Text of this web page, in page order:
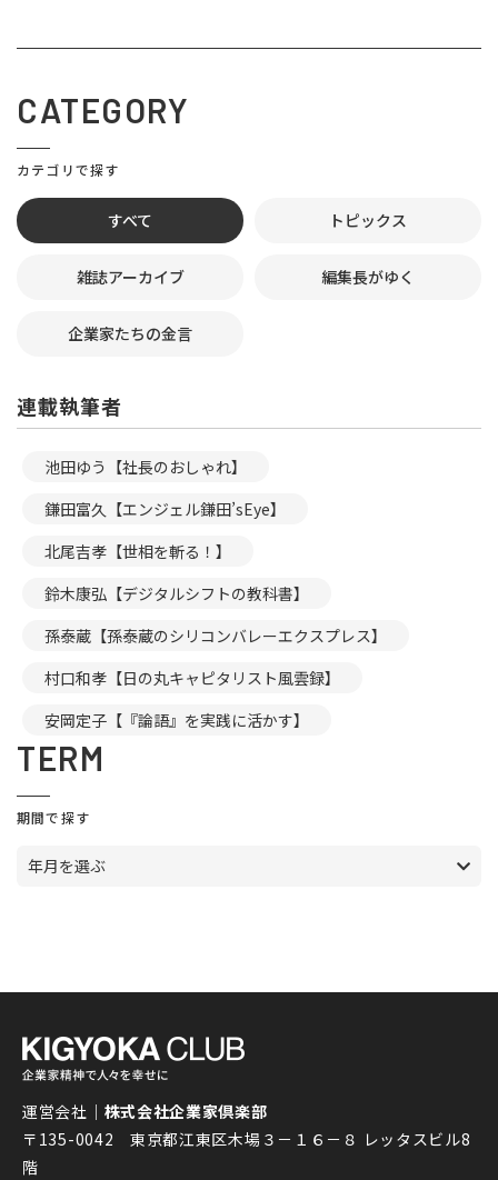
CATEGORY
カテゴリで探す
すべて トピックス
雑誌アーカイブ 編集長がゆく
企業家たちの金言
連載執筆者
池田ゆう【社長のおしゃれ】
鎌田富久【エンジェル鎌田’sEye】
北尾吉孝【世相を斬る！】
鈴木康弘【デジタルシフトの教科書】
孫泰蔵【孫泰蔵のシリコンバレーエクスプレス】
村口和孝【日の丸キャピタリスト風雲録】
安岡定子【『論語』を実践に活かす】
TERM
期間で探す
年月を選ぶ
運営会社｜ 株式会社企業家倶楽部
〒135-0042 東京都江東区木場３－１６－８ レッタスビル8
階